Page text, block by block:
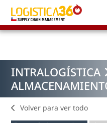
INTRALOGÍSTICA
Volver para ver todo